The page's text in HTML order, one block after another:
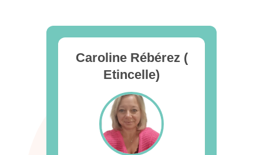
Caroline Rébérez (
Etincelle)